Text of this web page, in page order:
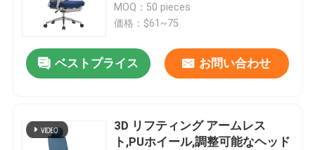
MOQ：50 pieces
価格：$61~75
ベストプライス お問い合わせ
3D リフティング アームレス
ト,PUホイール,調整可能なヘッド